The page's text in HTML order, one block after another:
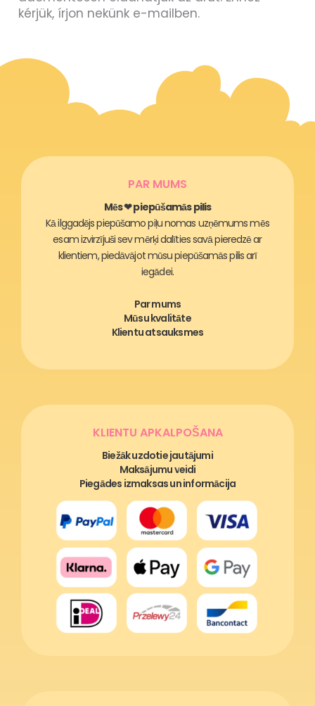
kérjük, írjon nekünk e-mailben.
PAR MUMS
Mēs ❤ piepūšamās pilis
Kā ilggadējs piepūšamo piļu nomas uzņēmums mēs
esam izvirzījuši sev mērķi dalīties savā pieredzē ar
klientiem, piedāvājot mūsu piepūšamās pilis arī
iegādei.
Par mums
Mūsu kvalitāte
Klientu atsauksmes
KLIENTU APKALPOŠANA
Biežāk uzdotie jautājumi
Maksājumu veidi
Piegādes izmaksas un informācija